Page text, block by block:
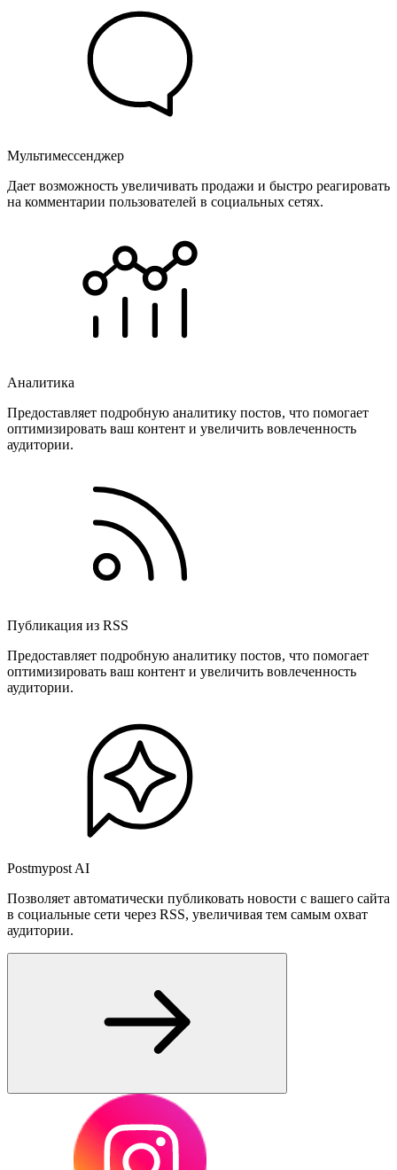
Мультимессенджер
Дает возможность увеличивать продажи и быстро реагировать
на комментарии пользователей в социальных сетях.
Аналитика
Предоставляет подробную аналитику постов, что помогает
оптимизировать ваш контент и увеличить вовлеченность
аудитории.
Публикация из RSS
Предоставляет подробную аналитику постов, что помогает
оптимизировать ваш контент и увеличить вовлеченность
аудитории.
Postmypost AI
Позволяет автоматически публиковать новости с вашего сайта
в социальные сети через RSS, увеличивая тем самым охват
аудитории.